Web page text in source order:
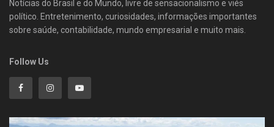
Notícias do Brasil e do Mundo, livre de sensacionalismo e viés
político. Entretenimento, curiosidades, informações importantes
sobre saúde, contabilidade, mundo empresarial e muito mais.
Follow Us